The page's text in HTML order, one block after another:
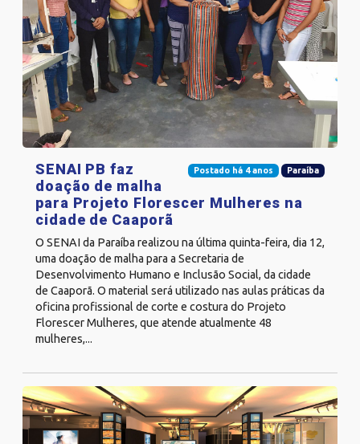
Postado há 4 anos Paraíba
SENAI PB faz
doação de malha
para Projeto Florescer Mulheres na
cidade de Caaporã
O SENAI da Paraíba realizou na última quinta-feira, dia 12,
uma doação de malha para a Secretaria de
Desenvolvimento Humano e Inclusão Social, da cidade
de Caaporã. O material será utilizado nas aulas práticas da
oficina profissional de corte e costura do Projeto
Florescer Mulheres, que atende atualmente 48
mulheres,...